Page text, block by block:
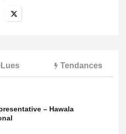
Tendances
– Hawala